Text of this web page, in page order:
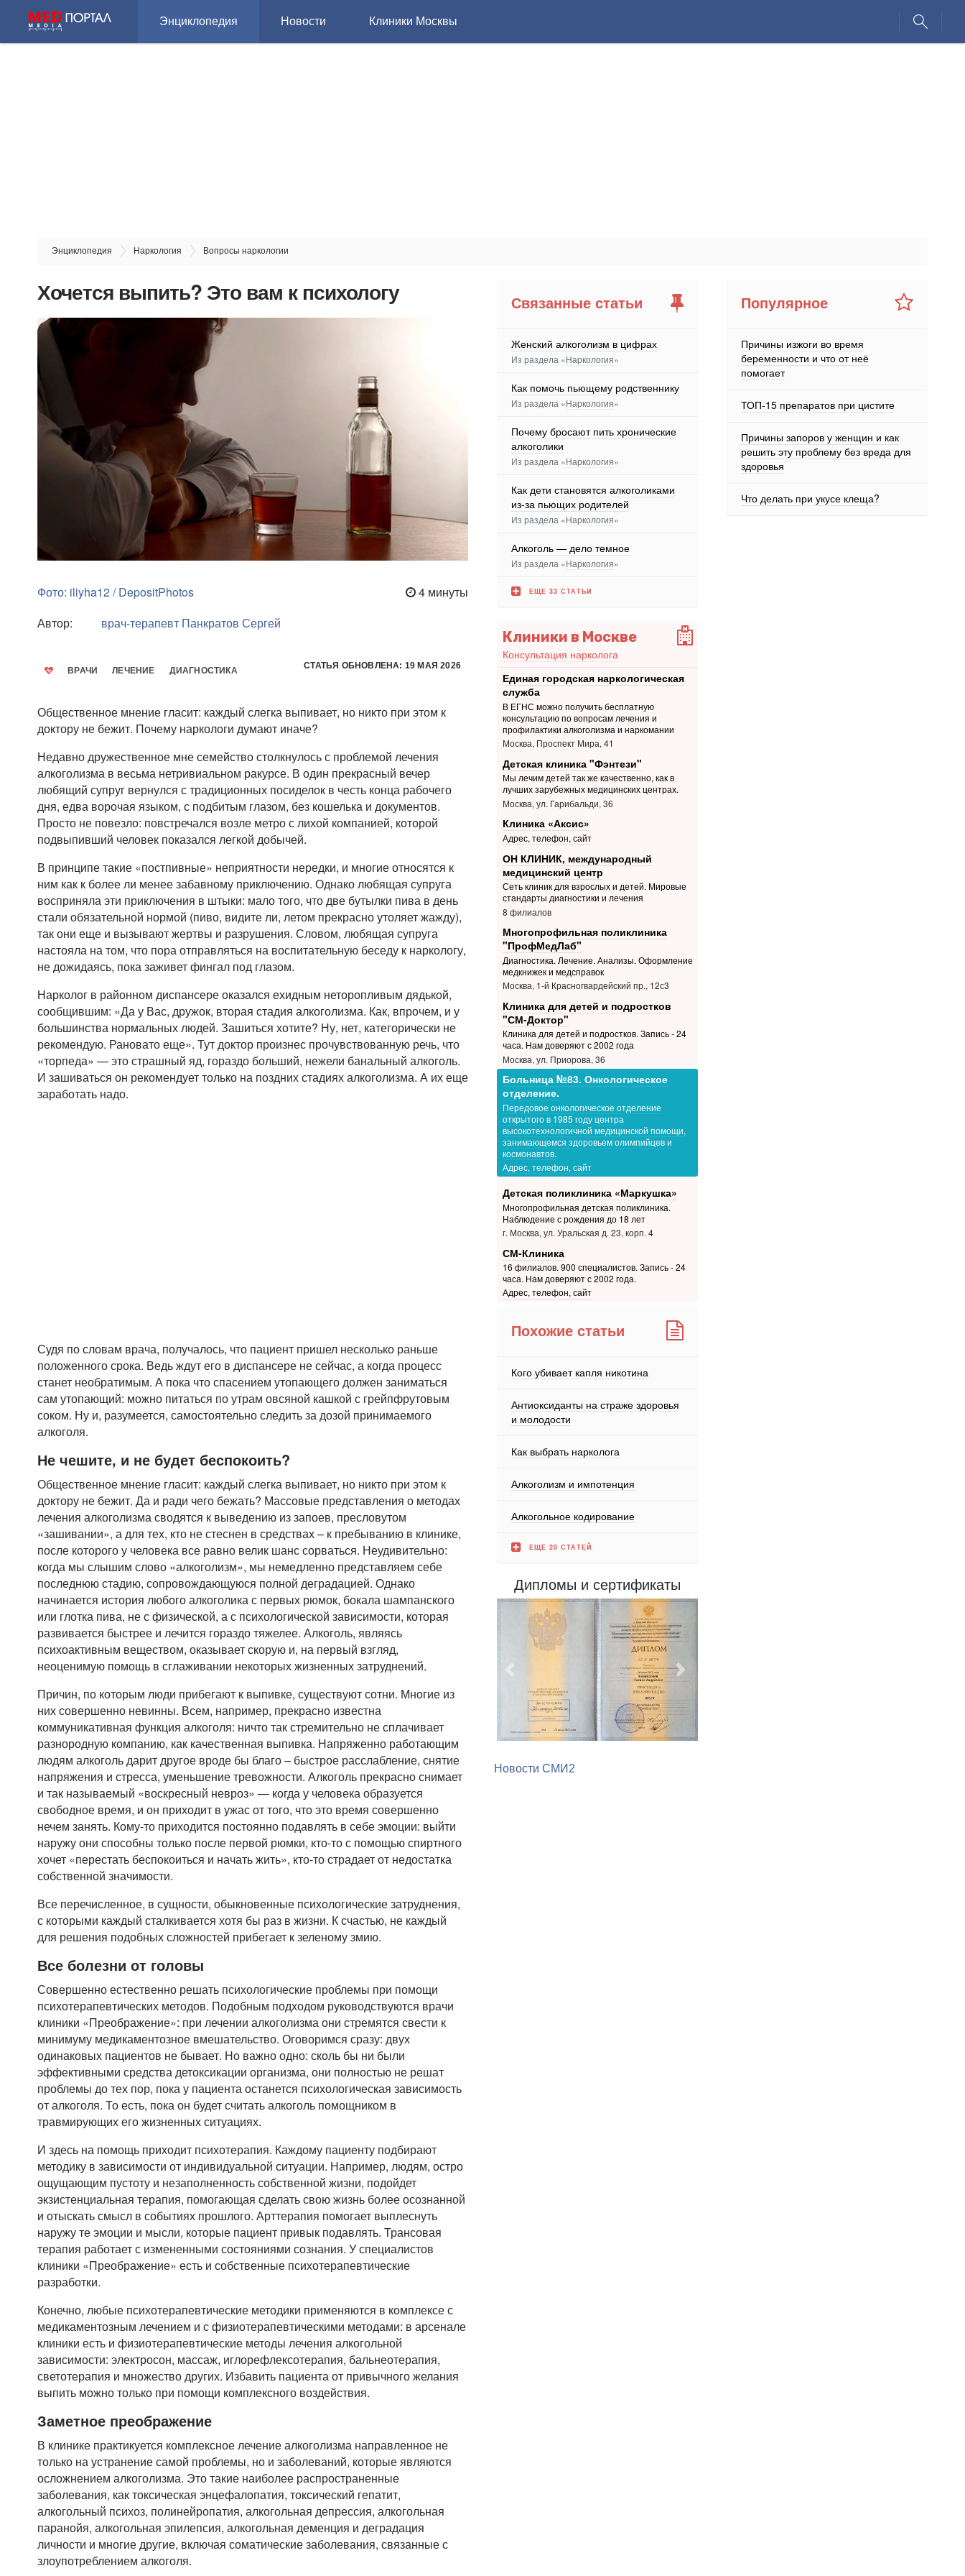
Энциклопедия Новости Клиники Москвы
Энциклопедия Наркология Вопросы наркологии
Хочется выпить? Это вам к психологу
Фото: iliyha12 / DepositPhotos
4 минуты
Автор:
врач-терапевт Панкратов Сергей
ВРАЧИ ЛЕЧЕНИЕ ДИАГНОСТИКА СТАТЬЯ ОБНОВЛЕНА: 19 МАЯ 2026
Общественное мнение гласит: каждый слегка выпивает, но никто при этом к
доктору не бежит. Почему наркологи думают иначе?
Недавно дружественное мне семейство столкнулось с проблемой лечения
алкоголизма в весьма нетривиальном ракурсе. В один прекрасный вечер
любящий супруг вернулся с традиционных посиделок в честь конца рабочего
дня, едва ворочая языком, с подбитым глазом, без кошелька и документов.
Просто не повезло: повстречался возле метро с лихой компанией, которой
подвыпивший человек показался легкой добычей.
В принципе такие «постпивные» неприятности нередки, и многие относятся к
ним как к более ли менее забавному приключению. Однако любящая супруга
восприняла эти приключения в штыки: мало того, что две бутылки пива в день
стали обязательной нормой (пиво, видите ли, летом прекрасно утоляет жажду),
так они еще и вызывают жертвы и разрушения. Словом, любящая супруга
настояла на том, что пора отправляться на воспитательную беседу к наркологу,
не дожидаясь, пока заживет фингал под глазом.
Нарколог в районном диспансере оказался ехидным неторопливым дядькой,
сообщившим: «Да у Вас, дружок, вторая стадия алкоголизма. Как, впрочем, и у
большинства нормальных людей. Зашиться хотите? Ну, нет, категорически не
рекомендую. Рановато еще». Тут доктор произнес прочувствованную речь, что
«торпеда» — это страшный яд, гораздо больший, нежели банальный алкоголь.
И зашиваться он рекомендует только на поздних стадиях алкоголизма. А их еще
заработать надо.
Судя по словам врача, получалось, что пациент пришел несколько раньше
положенного срока. Ведь ждут его в диспансере не сейчас, а когда процесс
станет необратимым. А пока что спасением утопающего должен заниматься
сам утопающий: можно питаться по утрам овсяной кашкой с грейпфрутовым
соком. Ну и, разумеется, самостоятельно следить за дозой принимаемого
алкоголя.
Не чешите, и не будет беспокоить?
Общественное мнение гласит: каждый слегка выпивает, но никто при этом к
доктору не бежит. Да и ради чего бежать? Массовые представления о методах
лечения алкоголизма сводятся к выведению из запоев, пресловутом
«зашивании», а для тех, кто не стеснен в средствах – к пребыванию в клинике,
после которого у человека все равно велик шанс сорваться. Неудивительно:
когда мы слышим слово «алкоголизм», мы немедленно представляем себе
последнюю стадию, сопровождающуюся полной деградацией. Однако
начинается история любого алкоголика с первых рюмок, бокала шампанского
или глотка пива, не с физической, а с психологической зависимости, которая
развивается быстрее и лечится гораздо тяжелее. Алкоголь, являясь
психоактивным веществом, оказывает скорую и, на первый взгляд,
неоценимую помощь в сглаживании некоторых жизненных затруднений.
Причин, по которым люди прибегают к выпивке, существуют сотни. Многие из
них совершенно невинны. Всем, например, прекрасно известна
коммуникативная функция алкоголя: ничто так стремительно не сплачивает
разнородную компанию, как качественная выпивка. Напряженно работающим
людям алкоголь дарит другое вроде бы благо – быстрое расслабление, снятие
напряжения и стресса, уменьшение тревожности. Алкоголь прекрасно снимает
и так называемый «воскресный невроз» — когда у человека образуется
свободное время, и он приходит в ужас от того, что это время совершенно
нечем занять. Кому-то приходится постоянно подавлять в себе эмоции: выйти
наружу они способны только после первой рюмки, кто-то с помощью спиртного
хочет «перестать беспокоиться и начать жить», кто-то страдает от недостатка
собственной значимости.
Все перечисленное, в сущности, обыкновенные психологические затруднения,
с которыми каждый сталкивается хотя бы раз в жизни. К счастью, не каждый
для решения подобных сложностей прибегает к зеленому змию.
Все болезни от головы
Совершенно естественно решать психологические проблемы при помощи
психотерапевтических методов. Подобным подходом руководствуются врачи
клиники «Преображение»: при лечении алкоголизма они стремятся свести к
минимуму медикаментозное вмешательство. Оговоримся сразу: двух
одинаковых пациентов не бывает. Но важно одно: сколь бы ни были
эффективными средства детоксикации организма, они полностью не решат
проблемы до тех пор, пока у пациента останется психологическая зависимость
от алкоголя. То есть, пока он будет считать алкоголь помощником в
травмирующих его жизненных ситуациях.
И здесь на помощь приходит психотерапия. Каждому пациенту подбирают
методику в зависимости от индивидуальной ситуации. Например, людям, остро
ощущающим пустоту и незаполненность собственной жизни, подойдет
экзистенциальная терапия, помогающая сделать свою жизнь более осознанной
и отыскать смысл в событиях прошлого. Арттерапия помогает выплеснуть
наружу те эмоции и мысли, которые пациент привык подавлять. Трансовая
терапия работает с измененными состояниями сознания. У специалистов
клиники «Преображение» есть и собственные психотерапевтические
разработки.
Конечно, любые психотерапевтические методики применяются в комплексе с
медикаментозным лечением и с физиотерапевтическими методами: в арсенале
клиники есть и физиотерапевтические методы лечения алкогольной
зависимости: электросон, массаж, иглорефлексотерапия, бальнеотерапия,
светотерапия и множество других. Избавить пациента от привычного желания
выпить можно только при помощи комплексного воздействия.
Заметное преображение
В клинике практикуется комплексное лечение алкоголизма направленное не
только на устранение самой проблемы, но и заболеваний, которые являются
осложнением алкоголизма. Это такие наиболее распространенные
заболевания, как токсическая энцефалопатия, токсический гепатит,
алкогольный психоз, полинейропатия, алкогольная депрессия, алкогольная
паранойя, алкогольная эпилепсия, алкогольная деменция и деградация
личности и многие другие, включая соматические заболевания, связанные с
злоупотреблением алкоголя.
Связанные статьи
Женский алкоголизм в цифрах
Из раздела «Наркология»
Как помочь пьющему родственнику
Из раздела «Наркология»
Почему бросают пить хронические
алкоголики
Из раздела «Наркология»
Как дети становятся алкоголиками
из-за пьющих родителей
Из раздела «Наркология»
Алкоголь — дело темное
Из раздела «Наркология»
ЕЩЕ 33 СТАТЬИ
Клиники в Москве
Консультация нарколога
Единая городская наркологическая
служба
В ЕГНС можно получить бесплатную
консультацию по вопросам лечения и
профилактики алкоголизма и наркомании
Москва, Проспект Мира, 41
Детская клиника "Фэнтези"
Мы лечим детей так же качественно, как в
лучших зарубежных медицинских центрах.
Москва, ул. Гарибальди, 36
Клиника «Аксис»
Адрес, телефон, сайт
ОН КЛИНИК, международный
медицинский центр
Сеть клиник для взрослых и детей. Мировые
стандарты диагностики и лечения
8 филиалов
Многопрофильная поликлиника
"ПрофМедЛаб"
Диагностика. Лечение. Анализы. Оформление
медкнижек и медсправок
Москва, 1-й Красногвардейский пр., 12с3
Клиника для детей и подростков
"СМ-Доктор"
Клиника для детей и подростков. Запись - 24
часа. Нам доверяют с 2002 года
Москва, ул. Приорова, 36
Больница №83. Онкологическое
отделение.
Передовое онкологическое отделение
открытого в 1985 году центра
высокотехнологичной медицинской помощи,
занимающемся здоровьем олимпийцев и
космонавтов.
Адрес, телефон, сайт
Детская поликлиника «Маркушка»
Многопрофильная детская поликлиника.
Наблюдение с рождения до 18 лет
г. Москва, ул. Уральская д. 23, корп. 4
СМ-Клиника
16 филиалов. 900 специалистов. Запись - 24
часа. Нам доверяют с 2002 года.
Адрес, телефон, сайт
Похожие статьи
Кого убивает капля никотина
Антиоксиданты на страже здоровья
и молодости
Как выбрать нарколога
Алкоголизм и импотенция
Алкогольное кодирование
ЕЩЕ 20 СТАТЕЙ
Дипломы и сертификаты
Следующий
Популярное
Причины изжоги во время
беременности и что от неё
помогает
ТОП-15 препаратов при цистите
Причины запоров у женщин и как
решить эту проблему без вреда для
здоровья
Что делать при укусе клеща?
Новости СМИ2